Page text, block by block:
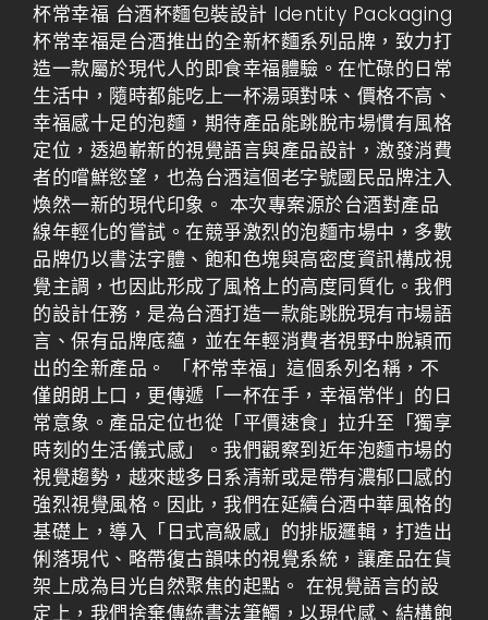
杯常幸福 台酒杯麵包裝設計 Identity Packaging
杯常幸福是台酒推出的全新杯麵系列品牌，致力打
造一款屬於現代人的即食幸福體驗。在忙碌的日常
生活中，隨時都能吃上一杯湯頭對味、價格不高、
幸福感十足的泡麵，期待產品能跳脫市場慣有風格
定位，透過嶄新的視覺語言與產品設計，激發消費
者的嚐鮮慾望，也為台酒這個老字號國民品牌注入
煥然一新的現代印象。 本次專案源於台酒對產品
線年輕化的嘗試。在競爭激烈的泡麵市場中，多數
品牌仍以書法字體、飽和色塊與高密度資訊構成視
覺主調，也因此形成了風格上的高度同質化。我們
的設計任務，是為台酒打造一款能跳脫現有市場語
言、保有品牌底蘊，並在年輕消費者視野中脫穎而
出的全新產品。 「杯常幸福」這個系列名稱，不
僅朗朗上口，更傳遞「一杯在手，幸福常伴」的日
常意象。產品定位也從「平價速食」拉升至「獨享
時刻的生活儀式感」。我們觀察到近年泡麵市場的
視覺趨勢，越來越多日系清新或是帶有濃郁口感的
強烈視覺風格。因此，我們在延續台酒中華風格的
基礎上，導入「日式高級感」的排版邏輯，打造出
俐落現代、略帶復古韻味的視覺系統，讓產品在貨
架上成為目光自然聚焦的起點。 在視覺語言的設
定上，我們捨棄傳統書法筆觸，以現代感、結構飽